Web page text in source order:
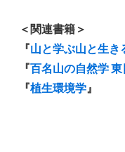
＜関連書籍＞
『山と学ぶ山と生き
『百名山の自然学
『植生環境学 』